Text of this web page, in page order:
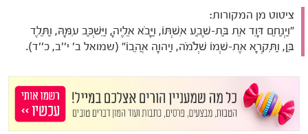
ציטוט מן המקורות:
"וַיְנַחֵם דָּוִד אֵת בַּת-שֶׁבַע אִשְׁתּוֹ, וַיָּבֹא אֵלֶיהָ, וַיִּשְׁכַּב עִמָּהּ, וַתֵּלֶד
בֵּן, וַתִּקְרָא אֶת-שְׁמוֹ שְׁלֹמֹה, וַיהוָה אֲהֵבוֹ" (שמואל ב' י''ב, כ''ד).